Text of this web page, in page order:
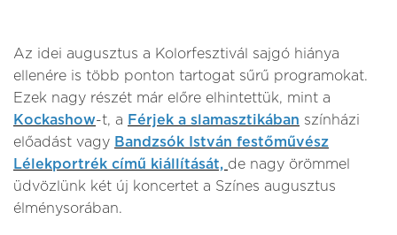
Az idei augusztus a Kolorfesztivál sajgó hiánya
ellenére is több ponton tartogat sűrű programokat.
Ezek nagy részét már előre elhintettük, mint a
Kockashow-t, a Férjek a slamasztikában színházi
előadást vagy Bandzsók István festőművész
Lélekportrék című kiállítását, de nagy örömmel
üdvözlünk két új koncertet a Színes augusztus
élménysorában.